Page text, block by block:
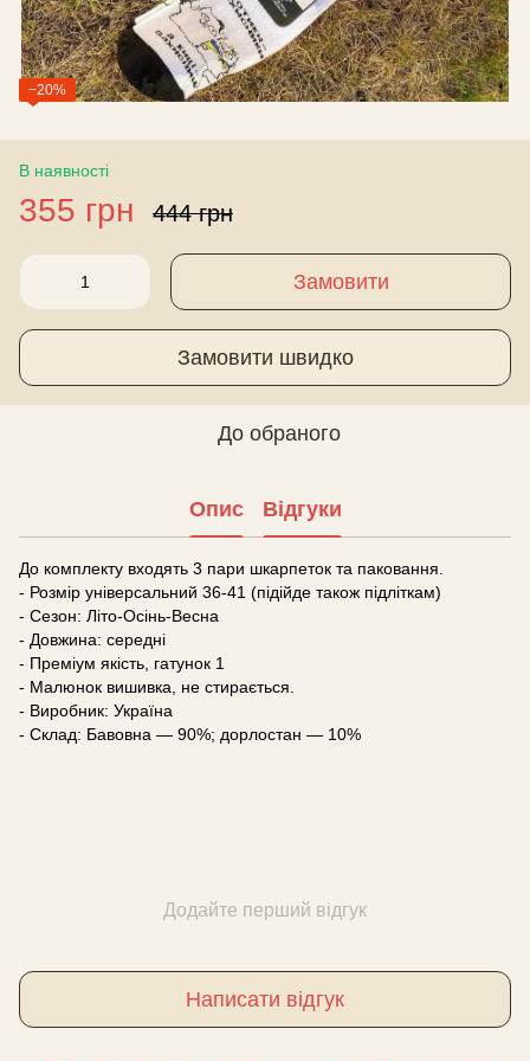
−20%
В наявності
355 грн 444 грн
Замовити
Замовити швидко
До обраного
Опис Відгуки
До комплекту входять 3 пари шкарпеток та паковання.
- Розмір універсальний 36-41 (підійде також підліткам)
- Сезон: Літо-Осінь-Весна
- Довжина: середні
- Преміум якість, гатунок 1
- Малюнок вишивка, не стирається.
- Виробник: Україна
- Склад: Бавовна — 90%; дорлостан — 10%
Додайте перший відгук
Написати відгук